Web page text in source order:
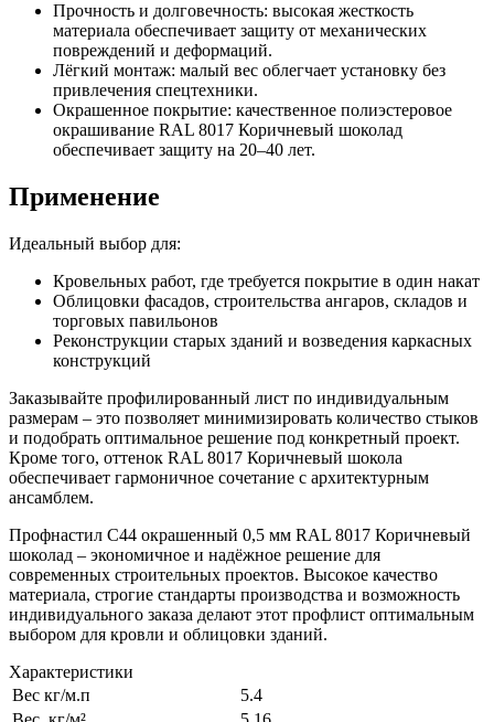
Прочность и долговечность: высокая жесткость
материала обеспечивает защиту от механических
повреждений и деформаций.
Лёгкий монтаж: малый вес облегчает установку без
привлечения спецтехники.
Окрашенное покрытие: качественное полиэстеровое
окрашивание RAL 8017 Коричневый шоколад
обеспечивает защиту на 20–40 лет.
Применение
Идеальный выбор для:
Кровельных работ, где требуется покрытие в один накат
Облицовки фасадов, строительства ангаров, складов и
торговых павильонов
Реконструкции старых зданий и возведения каркасных
конструкций
Заказывайте профилированный лист по индивидуальным
размерам – это позволяет минимизировать количество стыков
и подобрать оптимальное решение под конкретный проект.
Кроме того, оттенок RAL 8017 Коричневый шокола
обеспечивает гармоничное сочетание с архитектурным
ансамблем.
Профнастил С44 окрашенный 0,5 мм RAL 8017 Коричневый
шоколад – экономичное и надёжное решение для
современных строительных проектов. Высокое качество
материала, строгие стандарты производства и возможность
индивидуального заказа делают этот профлист оптимальным
выбором для кровли и облицовки зданий.
Характеристики
Вес кг/м.п
5.4